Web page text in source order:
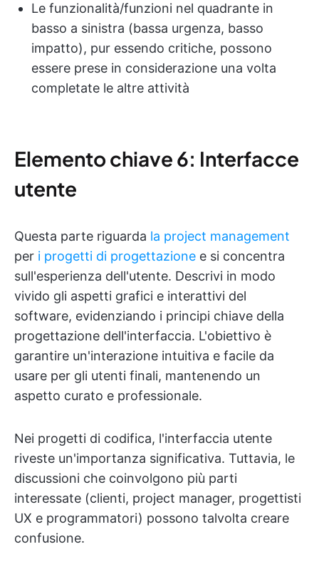
Le funzionalità/funzioni nel quadrante in
basso a sinistra (bassa urgenza, basso
impatto), pur essendo critiche, possono
essere prese in considerazione una volta
completate le altre attività
Elemento chiave 6: Interfacce
utente
Questa parte riguarda la project management
per i progetti di progettazione e si concentra
sull'esperienza dell'utente. Descrivi in modo
vivido gli aspetti grafici e interattivi del
software, evidenziando i principi chiave della
progettazione dell'interfaccia. L'obiettivo è
garantire un'interazione intuitiva e facile da
usare per gli utenti finali, mantenendo un
aspetto curato e professionale.
Nei progetti di codifica, l'interfaccia utente
riveste un'importanza significativa. Tuttavia, le
discussioni che coinvolgono più parti
interessate (clienti, project manager, progettisti
UX e programmatori) possono talvolta creare
confusione.